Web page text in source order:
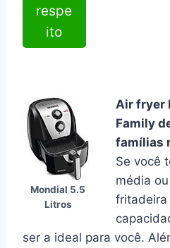
respe
ito
Mondial 5.5
Litros
Air fryer
Family
famílias
Se você
média
fritadeira
ser a ideal para você.